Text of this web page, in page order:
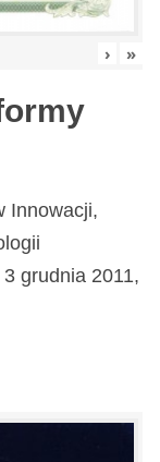
› »
Innowacji,
grudnia 2011,